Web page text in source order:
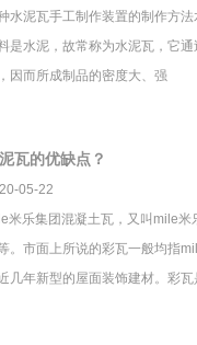
水泥瓦手工制作装置的制作方
是水泥，故常称为水泥瓦，它
因而所成制品的密度大、强
瓦的优缺点？
05-22
米乐集团混凝土瓦，又叫mile米
。市面上所说的彩瓦一般均指
几年新型的屋面装饰建材。彩